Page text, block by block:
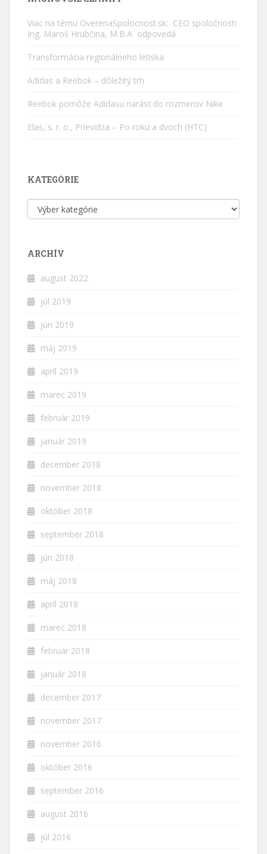
Viac na tému OverenaSpolocnost.sk: CEO spoločnosti
Ing. Maroš Hrubčina, M.B.A odpovedá
Transformácia regionálneho letiska
Adidas a Reebok – dôležitý trh
Reebok pomôže Adidasu narásť do rozmerov Nike
Elas, s. r. o., Prievidza – Po roku a dvoch (HTC)
KATEGÓRIE
Kategórie
ARCHÍV
august 2022
júl 2019
jún 2019
máj 2019
apríl 2019
marec 2019
február 2019
január 2019
december 2018
november 2018
október 2018
september 2018
jún 2018
máj 2018
apríl 2018
marec 2018
február 2018
január 2018
december 2017
november 2017
november 2016
október 2016
september 2016
august 2016
júl 2016